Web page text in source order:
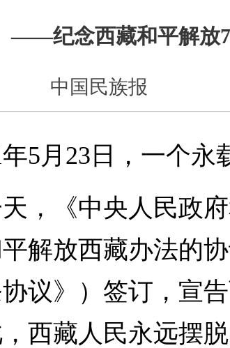
——纪念西藏和平解放
中国民族报
月23日，一个永
《中央人民政府
解放西藏办法的
协议》）签订，宣
西藏人民永远摆